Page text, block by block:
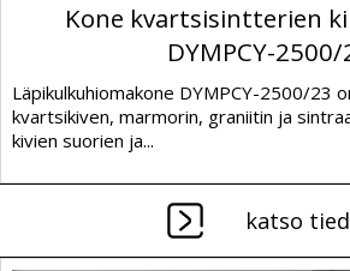
Kone kvartsisintterien
DYMPCY-2500/
Läpikulkuhiomakone DYMPCY-2500/23
kvartsikiven, marmorin, graniitin ja
kivien suorien ja...
katso